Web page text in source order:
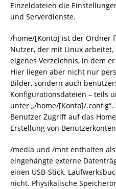
Einzeldateien die
und Serverdienste.
/home/[Konto] ist der Ordner
Nutzer, der mit Linux
eigenes Verzeichnis, in dem
Hier liegen aber nicht nur
Bilder, sondern auch
Konfigurationsdateien – teils
unter „/home/[Konto]/
Benutzer Zugriff auf das
Erstellung von
/media und /mnt enthalten
eingehängte externe
einen USB-Stick.
nicht. Physikalische